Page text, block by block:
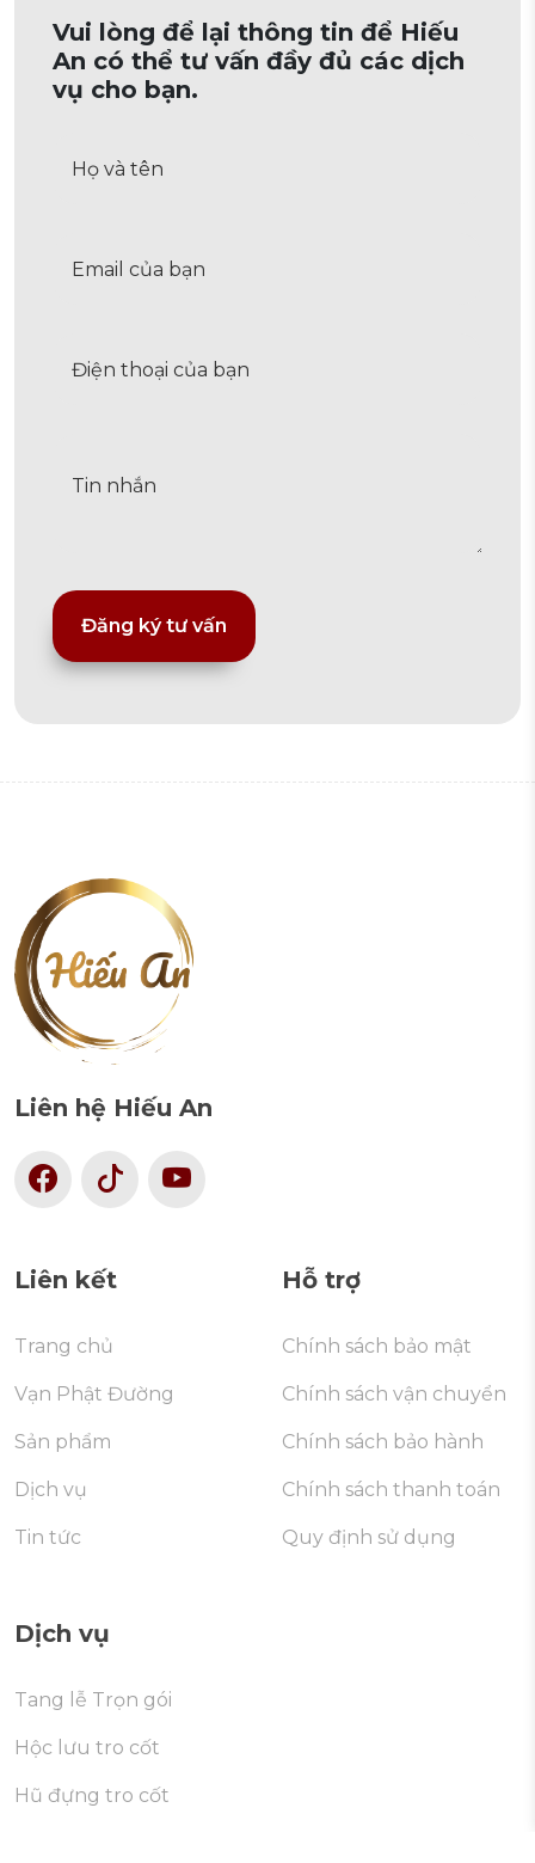
Vui lòng để lại thông tin để Hiếu
An có thể tư vấn đầy đủ các dịch
vụ cho bạn.
Liên hệ Hiếu An
Liên kết
Trang chủ
Vạn Phật Đường
Sản phẩm
Dịch vụ
Tin tức
Hỗ trợ
Chính sách bảo mật
Chính sách vận chuyển
Chính sách bảo hành
Chính sách thanh toán
Quy định sử dụng
Dịch vụ
Tang lễ Trọn gói
Hộc lưu tro cốt
Hũ đựng tro cốt